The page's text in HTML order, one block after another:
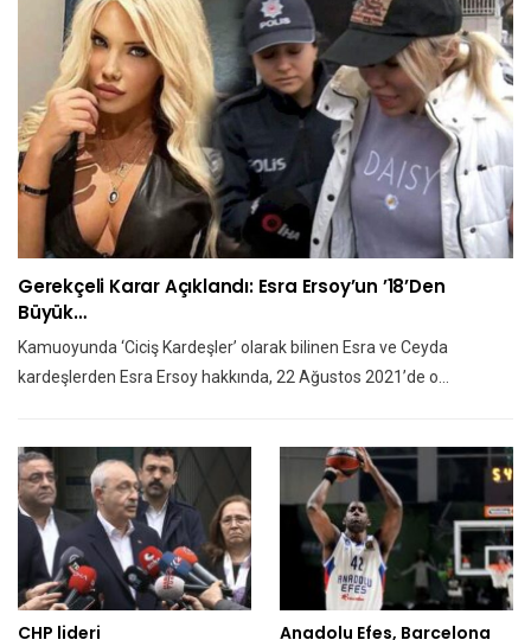
Gerekçeli Karar Açıklandı: Esra Ersoy’un ’18’den
Büyük…
Kamuoyunda ‘Ciciş Kardeşler’ olarak bilinen Esra ve Ceyda
kardeşlerden Esra Ersoy hakkında, 22 Ağustos 2021’de o…
CHP lideri
Anadolu Efes, Barcelona